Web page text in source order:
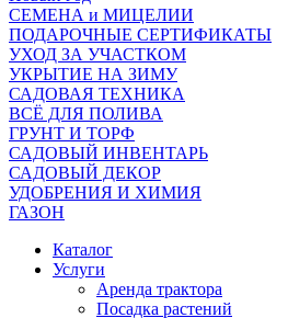
СЕМЕНА и МИЦЕЛИИ
ПОДАРОЧНЫЕ СЕРТИФИКАТЫ
УХОД ЗА УЧАСТКОМ
УКРЫТИЕ НА ЗИМУ
САДОВАЯ ТЕХНИКА
ВСЁ ДЛЯ ПОЛИВА
ГРУНТ И ТОРФ
САДОВЫЙ ИНВЕНТАРЬ
САДОВЫЙ ДЕКОР
УДОБРЕНИЯ И ХИМИЯ
ГАЗОН
Каталог
Услуги
Аренда трактора
Посадка растений